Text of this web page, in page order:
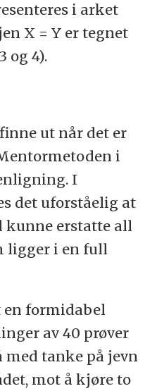
i arket
X = Y er tegnet
og 4).
ut når det er
i
I
det uforståelig at
kunne erstatte all
ligger i en full
en formidabel
av 40 prøver
tanke på jevn
mot å kjøre to